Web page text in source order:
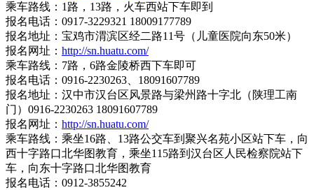
乘车路线：1路，13路，火车西站下车即到
报名电话：0917-3229321 18009177789
报名地址：宝鸡市渭滨区经二路11号（儿童医院向东50米）
报名网址： http://sn.huatu.com/
乘车路线：7路，6路金陵桥西下车即可
报名电话：0916-2230263、18091607789
报名地址：汉中市汉台区风景路与梁州路十字北（陕理工南
门）0916-2230263 18091607789
报名网址： http://sn.huatu.com/
乘车路线：乘坐16路、13路公交车到聚兴名苑小区站下车，向
西十字路口北华图教育，乘坐115路到汉台区人民检察院站下
车，向东十字路口北华图教育
报名电话：0912-3855242